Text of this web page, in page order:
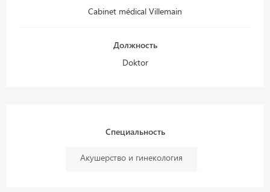
Cabinet médical Villemain
Должность
Doktor
Специальность
Акушерство и гинекология